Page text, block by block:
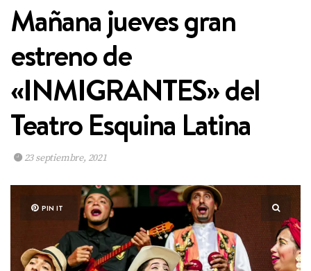
Mañana jueves gran
estreno de
«INMIGRANTES» del
Teatro Esquina Latina
23 septiembre, 2021
PIN IT